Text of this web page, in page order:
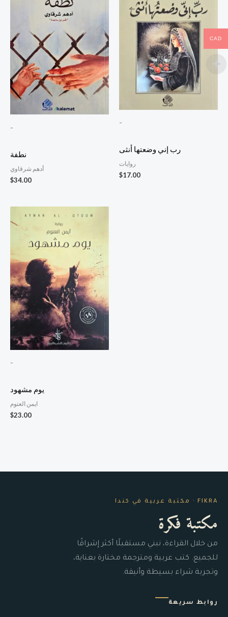
-
نطفة
أدهم شرقاوي
$34.00
-
رب إني وضعتها أنثى
روايات
$17.00
-
يوم مشهود
ايمن العتوم
$23.00
FIKRA · مكتبة عربية في كندا
مكتبة فكرة
من خلال القراءة، نبني مستقبلًا أكثر إشراقًا
للجميع. كتب عربية ومترجمة مختارة بعناية،
وتجربة شراء بسيطة وأنيقة.
روابط سريعة
CAD